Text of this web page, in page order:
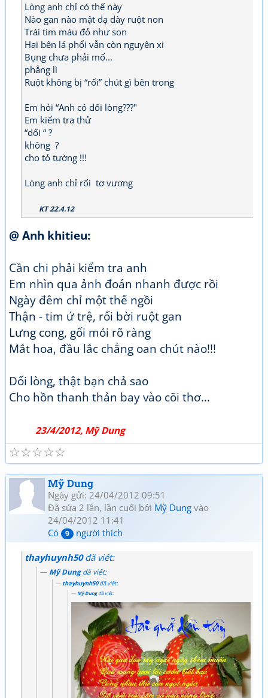
Lòng anh chỉ có thế này
Nào gan nào mật dạ dày ruột non
Trái tim máu đỏ như son
Hai bên lá phổi vẫn còn nguyên xi
Bụng chưa phải mổ...
phẳng lì
Ruột không bị “rối” chút gì bên trong
Em hỏi “Anh có dối lòng???"
Em kiểm tra thử
“dối “ ?
không ?
cho tỏ tường !!!
Lòng anh chỉ rối tơ vương
KT 22.4.12
@ Anh khitieu:
Cần chi phải kiểm tra anh
Em nhìn qua ảnh đoán nhanh được rồi
Ngày đêm chỉ một thế ngồi
Thận - tim ứ trệ, rối bời ruột gan
Lưng cong, gối mỏi rõ ràng
Mắt hoa, đầu lắc chẳng oan chút nào!!!
Dối lòng, thật bạn chả sao
Cho hồn thanh thản bay vào cõi thơ...
23/4/2012, Mỹ Dung
☆
☆
☆
☆
☆
Mỹ Dung
Ngày gửi: 24/04/2012 09:51
Đã sửa 2 lần, lần cuối bởi Mỹ Dung vào
24/04/2012 11:41
Có
9 người thích
thayhuynh50đã viết:
Mỹ Dungđã viết:
thayhuynh50đã viết:
Mỹ Dungđã viết: